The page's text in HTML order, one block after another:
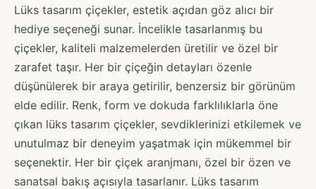
Lüks tasarım çiçekler, estetik açıdan göz alıcı bir
hediye seçeneği sunar. İncelikle tasarlanmış bu
çiçekler, kaliteli malzemelerden üretilir ve özel bir
zarafet taşır. Her bir çiçeğin detayları özenle
düşünülerek bir araya getirilir, benzersiz bir görünüm
elde edilir. Renk, form ve dokuda farklılıklarla öne
çıkan lüks tasarım çiçekler, sevdiklerinizi etkilemek ve
unutulmaz bir deneyim yaşatmak için mükemmel bir
seçenektir. Her bir çiçek aranjmanı, özel bir özen ve
sanatsal bakış açısıyla tasarlanır. Lüks tasarım